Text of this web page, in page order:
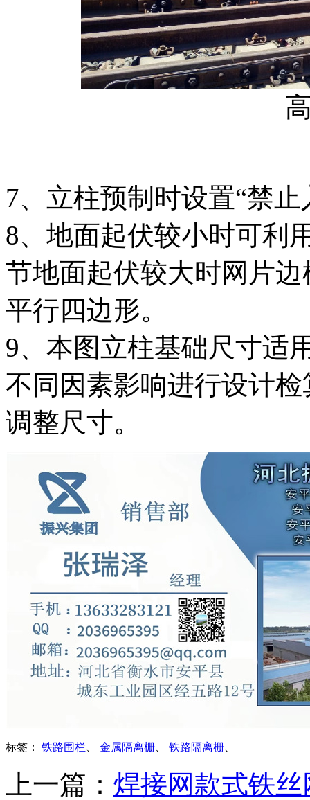
7、立柱预制时设置“禁
8、地面起伏较小时可利
节地面起伏较大时网片
平行四边形。
9、本图立柱基础尺寸适
不同因素影响进行设计
调整尺寸。
标签： 铁路围栏 金属隔离栅 铁路隔离栅
上一篇： 焊接网款式铁